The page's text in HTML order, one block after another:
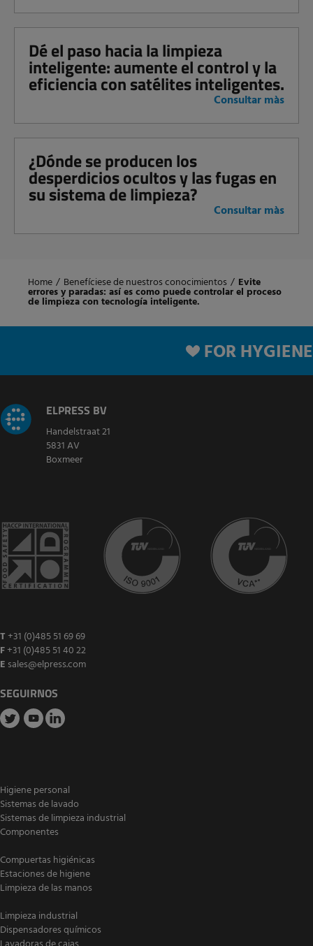
Dé el paso hacia la limpieza
inteligente: aumente el control y la
eficiencia con satélites inteligentes.
Consultar màs
¿Dónde se producen los
desperdicios ocultos y las fugas en
su sistema de limpieza?
Consultar màs
Home / Benefíciese de nuestros conocimientos / Evite
errores y paradas: así es como puede controlar el proceso
de limpieza con tecnología inteligente.
FOR HYGIENE
ELPRESS BV
Handelstraat 21
5831 AV
Boxmeer
T +31 (0)485 51 69 69
F+31 (0)485 51 40 22
E sales@elpress.com
SEGUIRNOS
Higiene personal
Sistemas de lavado
Sistemas de limpieza industrial
Componentes
Compuertas higiénicas
Estaciones de higiene
Limpieza de las manos
Limpieza industrial
Dispensadores químicos